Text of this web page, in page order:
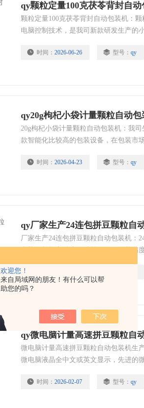
欢迎您！
来自局域网的朋友！有什么可以帮
助您的吗？
qy颗粒定量100克茯苓背封自动
颗粒定量100克茯苓背封自动包装机：
电脑控制技术，是我司新款研发生产的
时间： 2026-06-26 型号： qy
qy20g枸杞小袋计量颗粒自动包
20g枸杞小袋计量颗粒自动包装机：我
款智能化比较高的包装设备，在包装市
人力物力，提高工作效率，
时间： 2026-04-23 型号： qy
qy厂家生产24连包拼豆颗粒自
厂家生产24连包拼豆颗粒自动包装机：
电脑控制与高精度传感器，确保包装精
qy微电脑计量高速拼豆颗粒自
微电脑计量高速拼豆颗粒自动包装机生
微电脑液晶全中文或英文显示，先进的
时间： 2026-02-07 型号： qy